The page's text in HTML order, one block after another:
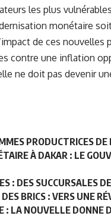
les plus
monétaire
de ces
contre une inflation
ne doit pas devenir
PRODUCTRICES
À DAKAR : LE
: DES SUCCURSALES
BRICS : VERS UNE
: LA NOUVELLE DONNE